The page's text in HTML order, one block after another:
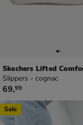
Skechers Lifted
Slippers - cognac
€ 69,99
69,99
Sale